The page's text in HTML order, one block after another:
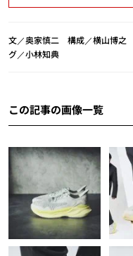
文／奥家慎二 構成／横山博之
グ／小林知典
この記事の画像一覧